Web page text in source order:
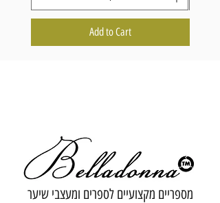
Add to Cart
מספריים מקצועיים לספרים ומעצבי שיער